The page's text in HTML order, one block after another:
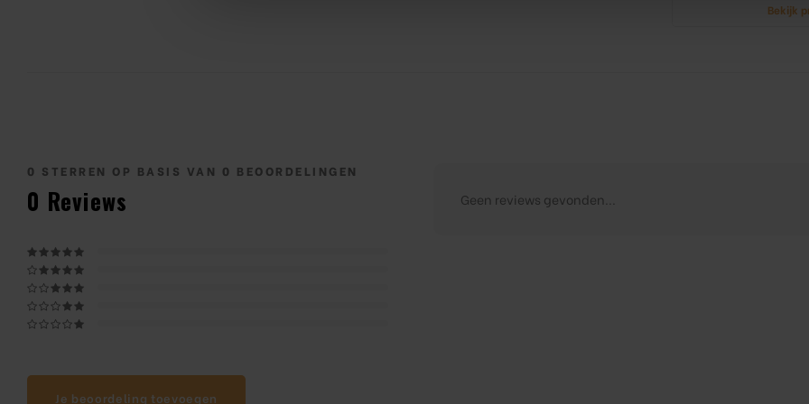
Bekijk
0 STERREN OP BASIS VAN 0 BEOORDELINGEN
0 Reviews
Je beoordeling toevoegen
Geen reviews gevonden...